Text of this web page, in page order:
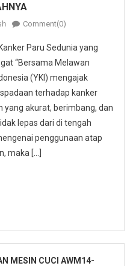
Comment(0)
Paru Sedunia yang
“Bersama Melawan
(YKI) mengajak
terhadap kanker
akurat, berimbang, dan
lepas dari di tengah
penggunaan atap
maka […]
MESIN CUCI AWM14-